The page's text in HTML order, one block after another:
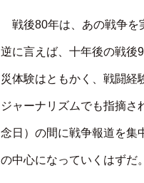
戦後80年は、あの戦争を
逆に言えば、十年後の戦後
災体験はともかく、戦闘経
ジャーナリズムでも指摘さ
念日）の間に戦争報道を集
の中心になっていくはずだ。